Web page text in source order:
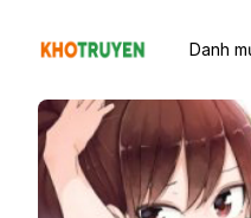
Danh